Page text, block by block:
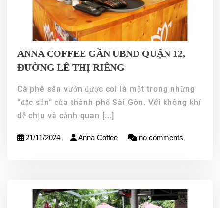
ANNA COFFEE GẦN UBND QUẬN 12,
ĐƯỜNG LÊ THỊ RIÊNG
Cà phê sân vườn được coi là một trong những
“đặc sản” của thành phố Sài Gòn. Với không khí
dễ chịu và cảnh quan [...]
21/11/2024 Anna Coffee no comments